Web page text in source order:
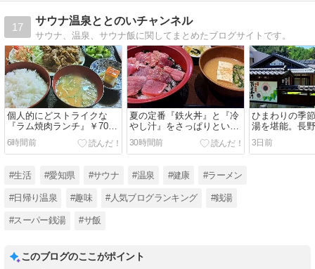
17
サウナ温泉ととのいチャンネル
サウナ、温泉、サウナ飯に関してまとめたブログサイトです。
個人的にどストライクな
『ラム焼肉ランチ』￥700
円。飯田市『つけぎや』
6時間前
夏の定番『鉄火丼』と『冷
やし汁』をさっぱりといた
だく。飯田市『すき家 153
号飯田IC店』
30時間前
ひまわりの季
湯を堪能。長
『信州平谷温
湯』
3日前
#生活 #愛知県 #サウナ #温泉 #健康 #ラーメン
#日帰り温泉 #趣味 #人気ブログランキング #銭湯
#スーパー銭湯 #サ飯
このブログのここがポイント